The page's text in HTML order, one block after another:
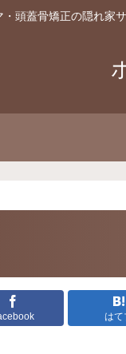
・頭蓋骨矯正の隠れ家
はて